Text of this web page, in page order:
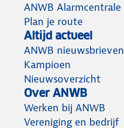
ANWB Alarmcentrale
Plan je route
Altijd actueel
ANWB nieuwsbrieven
Kampioen
Nieuwsoverzicht
Over ANWB
Werken bij ANWB
Vereniging en bedrijf